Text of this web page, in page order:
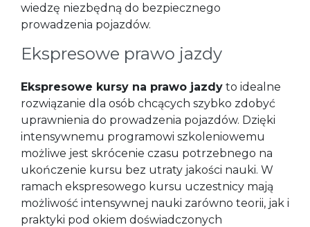
wiedzę niezbędną do bezpiecznego
prowadzenia pojazdów.
Ekspresowe prawo jazdy
Ekspresowe kursy na prawo jazdy to idealne
rozwiązanie dla osób chcących szybko zdobyć
uprawnienia do prowadzenia pojazdów. Dzięki
intensywnemu programowi szkoleniowemu
możliwe jest skrócenie czasu potrzebnego na
ukończenie kursu bez utraty jakości nauki. W
ramach ekspresowego kursu uczestnicy mają
możliwość intensywnej nauki zarówno teorii, jak i
praktyki pod okiem doświadczonych